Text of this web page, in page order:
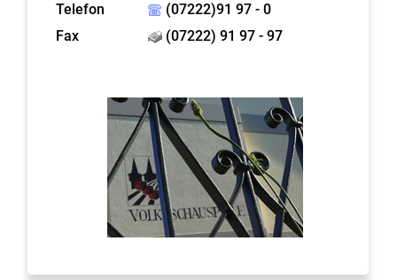
Telefon
(07222)91 97 - 0
Fax
(07222) 91 97 - 97